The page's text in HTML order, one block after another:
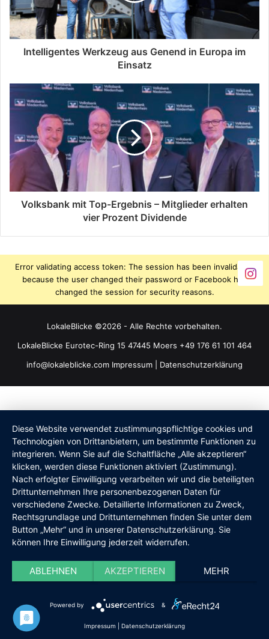
Intelligentes Werkzeug aus Genend in Europa im
Einsatz
Volksbank mit Top-Ergebnis – Mitglieder erhalten
vier Prozent Dividende
Error validating access token: The session has been invalidated
because the user changed their password or Facebook has
changed the session for security reasons.
LokaleBlicke ©2026 - Alle Rechte vorbehalten.
LokaleBlicke Eurotec-Ring 15 47445 Moers +49 176 61 101 464
info@lokaleblicke.com Impressum Datenschutzerklärung
Diese Website verwendet zustimmungspflichtige cookies und
Technologien von Drittanbietern, um bestimmte Funktionen zu
integrieren. Wenn Sie auf die Schaltfläche „Alle akzeptieren“
klicken, werden diese Funktionen aktiviert (Zustimmung).
Nach erfolgter Einwilligung verarbeiten wir und die beteiligten
Drittunternehmen Ihre personenbezogenen Daten für
verschiedene Zwecke. Detaillierte Informationen zu Zweck,
Rechtsgrundlage und Drittunternehmen finden Sie unter dem
Button „Mehr“ und in unserer Datenschutzerklärung. Sie
können Ihre Einwilligung jederzeit widerrufen.
ABLEHNEN AKZEPTIEREN MEHR
Powered by &
Impressum Datenschutzerklärung